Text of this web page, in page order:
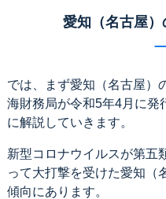
愛知（名古屋
では、まず愛知（名古屋）
海財務局が令和5年4月に発
に解説していきます。
新型コロナウイルスが第五
って大打撃を受けた愛知（
傾向にあります。